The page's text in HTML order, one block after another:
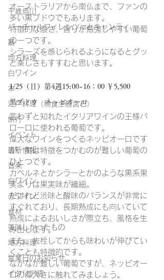
千歳烏山
バーチャルフィレンツェとキャンティ
器
地方料理
白ワイン
本
江戸料理（和食全般含む）
旅行
イベント
最新情報
音楽
白ワイン
赤ワイン
食材
美味しかったもの
地方料理
営業日のお知らせ
イタリア語
オーストラリアから南仏まで、ファンの
多い黒ブドウでもあります。
特徴的な濃さ、香りが勉強しやすい葡萄
の一つです。
シラーズを感じられるようになるとグッ
と楽しさもすすむと思います。
1/25（日）第4週15:00~16：00 ￥5,500
黒ブドウ　ネッビオーロ
言わずと知れたイタリアワインの王様バ
ローロに使われる葡萄です。
偉大なワインをつくるネッビオーロです
が、実は特徴をつかむのが難しい葡萄の
ひとつです。
カベルネとかシラーとかのような黒系果
実よりは果実味が繊細。
だけれど渋味と酸味のバランスが非常に
すぐれており、長期熟成にも向いていて
熟成によるおいしさが際立ち、風格を生
み出します。
また、抜栓してからも味わいが伸びてい
くことも特徴的です。
なかなか難しい葡萄ですが、ネッビオー
ロの偉大さに触れてみましょう。